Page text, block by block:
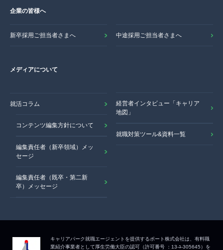
企業の皆様へ
新卒採用ご担当者さまへ 中途採用ご担当者さまへ
メディアについて
就活コラム
コンテンツ編集方針について
編集責任者（新卒領域）メッ
セージ
編集責任者（既卒・第二新
卒）メッセージ
経営者インタビュー「キャリア
地図」
就職対策ツール&資料一覧